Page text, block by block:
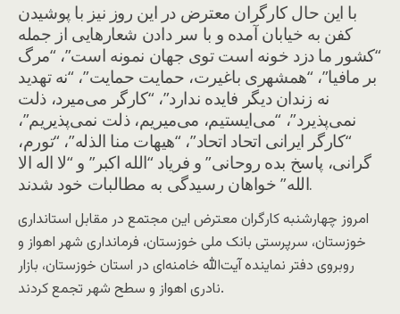
با این حال کارگران معترض در این روز نیز با پوشیدن
کفن به خیابان آمده و با سر دادن شعارهایی از جمله
“کشور ما دزد خونه است توی جهان نمونه است”، “مرگ
بر مافیا”، “همشهری باغیرت، حمایت حمایت”، “نه تهدید
نه زندان دیگر فایده ندارد”، “کارگر می‌میرد، ذلت
نمی‌پذیرد”، “می‌ایستیم، می‌میریم، ذلت نمی‌پذیریم”،
“کارگر ایرانی اتحاد اتحاد”، “هیهات منا الذله”، “تورم،
گرانی، پاسخ بده روحانی” و فریاد “الله اکبر” و “لا اله الا
الله” خواهان رسیدگی به مطالبات خود شدند.
امروز چهارشنبه کارگران معترض این مجتمع در مقابل استانداری
خوزستان، سرپرستی بانک ملی خوزستان، فرمانداری شهر اهواز و
روبروی دفتر نماینده آیت‌الله خامنه‌ای در استان خوزستان، بازار
نادری اهواز و سطح شهر تجمع کردند.